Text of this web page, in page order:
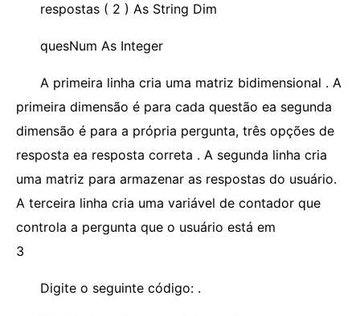
respostas ( 2 ) As String Dim
quesNum As Integer
A primeira linha cria uma matriz bidimensional . A
primeira dimensão é para cada questão ea segunda
dimensão é para a própria pergunta, três opções de
resposta ea resposta correta . A segunda linha cria
uma matriz para armazenar as respostas do usuário.
A terceira linha cria uma variável de contador que
controla a pergunta que o usuário está em
3
Digite o seguinte código: .